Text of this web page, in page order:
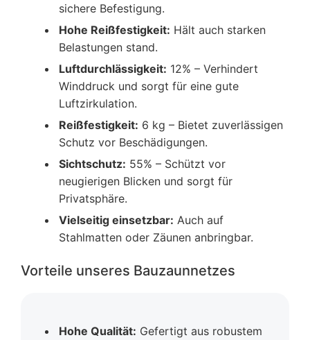
sichere Befestigung.
Hohe Reißfestigkeit: Hält auch starken
Belastungen stand.
Luftdurchlässigkeit: 12% – Verhindert
Winddruck und sorgt für eine gute
Luftzirkulation.
Reißfestigkeit: 6 kg – Bietet zuverlässigen
Schutz vor Beschädigungen.
Sichtschutz: 55% – Schützt vor
neugierigen Blicken und sorgt für
Privatsphäre.
Vielseitig einsetzbar: Auch auf
Stahlmatten oder Zäunen anbringbar.
Vorteile unseres Bauzaunnetzes
Hohe Qualität: Gefertigt aus robustem